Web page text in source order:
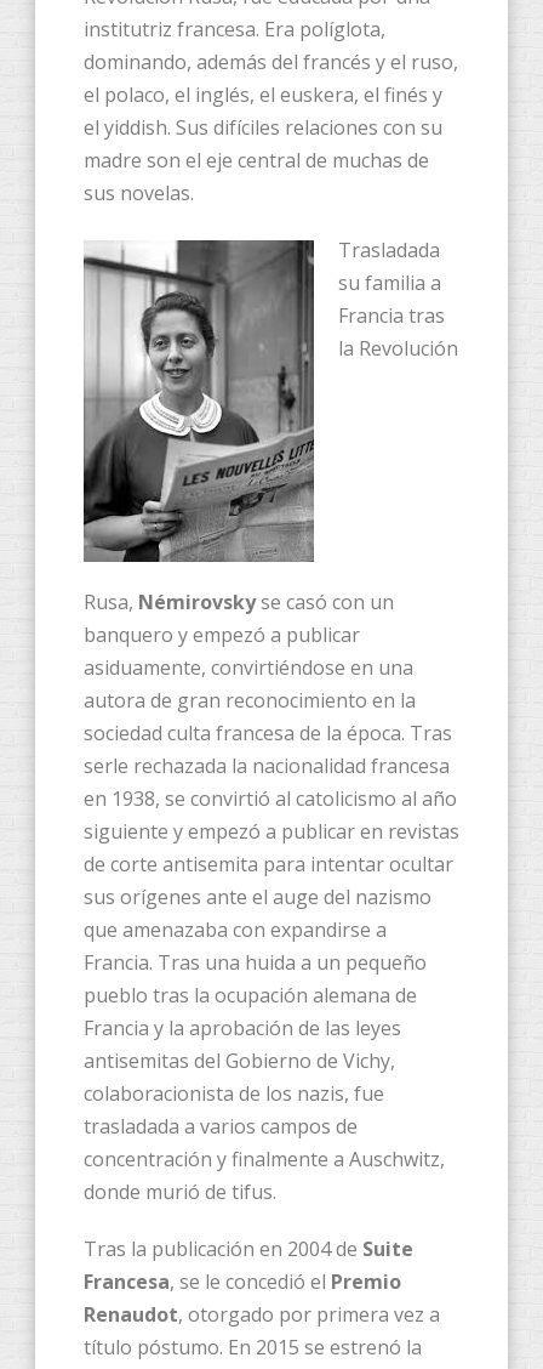
institutriz francesa. Era políglota,
dominando, además del francés y el ruso,
el polaco, el inglés, el euskera, el finés y
el yiddish. Sus difíciles relaciones con su
madre son el eje central de muchas de
sus novelas.
Trasladada
su familia a
Francia tras
la Revolución
Rusa, Némirovskyse casó con un
banquero y empezó a publicar
asiduamente, convirtiéndose en una
autora de gran reconocimiento en la
sociedad culta francesa de la época. Tras
serle rechazada la nacionalidad francesa
en 1938, se convirtió al catolicismo al año
siguiente y empezó a publicar en revistas
de corte antisemita para intentar ocultar
sus orígenes ante el auge del nazismo
que amenazaba con expandirse a
Francia. Tras una huida a un pequeño
pueblo tras la ocupación alemana de
Francia y la aprobación de las leyes
antisemitas del Gobierno de Vichy,
colaboracionista de los nazis, fue
trasladada a varios campos de
concentración y finalmente a Auschwitz,
donde murió de tifus.
Tras la publicación en 2004 de Suite
Francesa, se le concedió el Premio
Renaudot, otorgado por primera vez a
título póstumo. En 2015 se estrenó la